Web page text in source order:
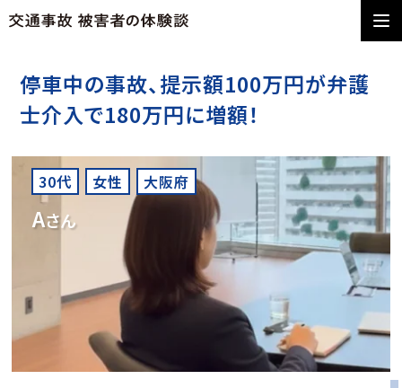
停車中の事故、提示額100万円が弁護
士介入で180万円に増額！
30代 女性 大阪府
Aさん